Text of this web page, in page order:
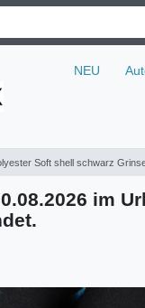
NEU
Soft shell schwarz
im